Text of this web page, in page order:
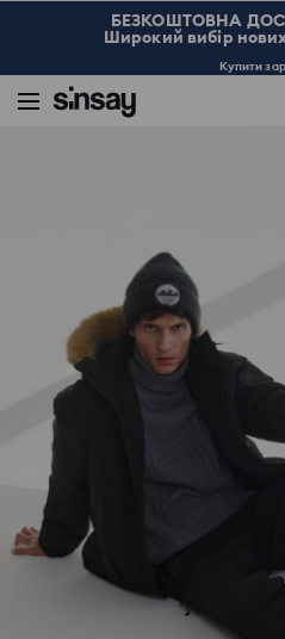
БЕЗКОШТОВНА
Широкий вибір
Купити